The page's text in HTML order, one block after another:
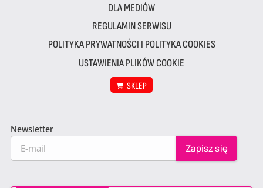
DLA MEDIÓW
REGULAMIN SERWISU
POLITYKA PRYWATNOŚCI I POLITYKA COOKIES
USTAWIENIA PLIKÓW COOKIE
SKLEP
Newsletter